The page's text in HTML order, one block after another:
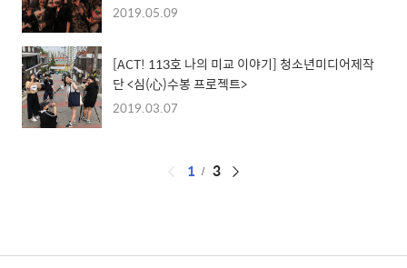
2019.05.09
[ACT! 113호 나의 미교 이야기] 청소년미디어제작
단 <심(心)수봉 프로젝트>
2019.03.07
페
1 3